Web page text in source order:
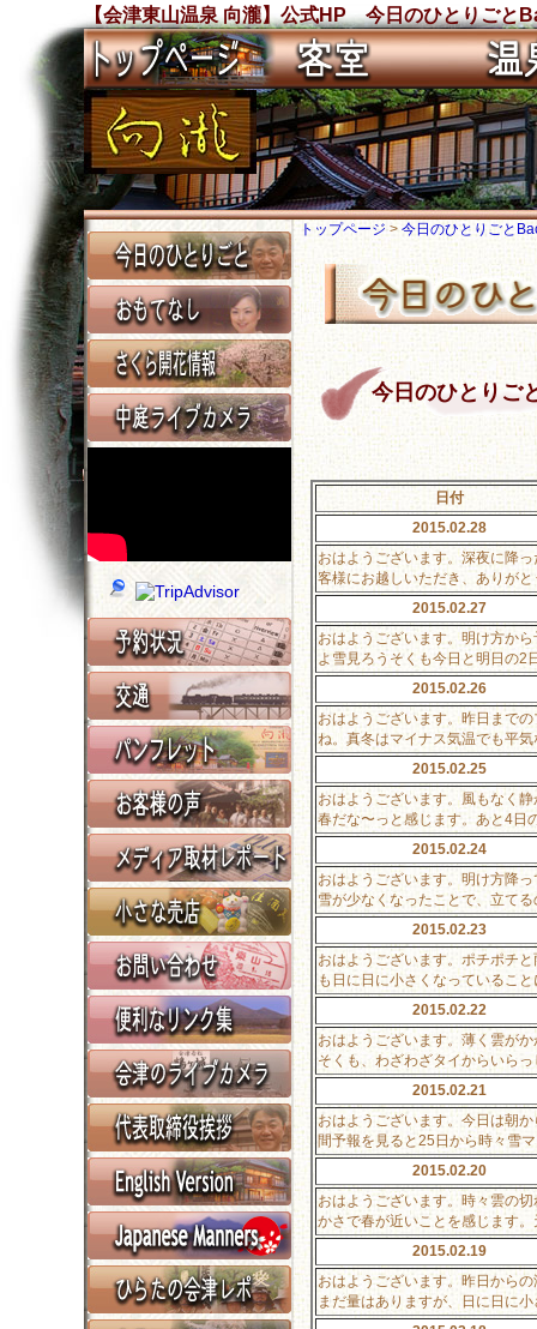
【会津東山温泉 向瀧】公式HP 今日のひとりごと
トップページ> 今日のひとりごと
今日のひとりご
日付
2015.02.28
おはようございます。深夜に降
客様にお越しいただき、ありが
2015.02.27
おはようございます。明け方か
よ雪見ろうそくも今日と明日の2
2015.02.26
おはようございます。昨日まで
ね。真冬はマイナス気温でも平
2015.02.25
おはようございます。風もなく
春だな〜っと感じます。あと4日
2015.02.24
おはようございます。明け方降
雪が少なくなったことで、立て
2015.02.23
おはようございます。ポチポチ
も日に日に小さくなっているこ
2015.02.22
おはようございます。薄く雲が
そくも、わざわざタイからいら
2015.02.21
おはようございます。今日は朝
間予報を見ると25日から時々雪
2015.02.20
おはようございます。時々雲の
かさで春が近いことを感じます
2015.02.19
おはようございます。昨日から
まだ量はありますが、日に日に